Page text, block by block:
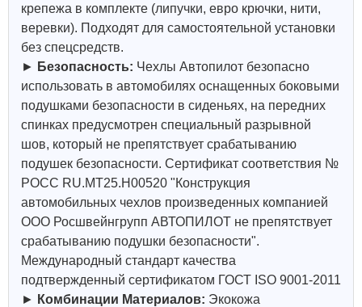
крепежа в комплекте (липучки, евро крючки, нити,
веревки). Подходят для самостоятельной установки
без спецсредств.
► Безопасность: Чехлы Автопилот безопасно
использовать в автомобилях оснащенных боковыми
подушками безопасности в сиденьях, на передних
спинках предусмотрен специальный разрывной
шов, который не препятствует срабатыванию
подушек безопасности. Сертификат соответствия №
РОСС RU.МТ25.Н00520 "Конструкция
автомобильных чехлов произведенных компанией
ООО Росшвейнгрупп АВТОПИЛОТ не препятствует
срабатыванию подушки безопасности".
Международный стандарт качества
подтвержденный сертификатом ГОСТ ISO 9001-2011
► Комбинации Материалов: Экокожа